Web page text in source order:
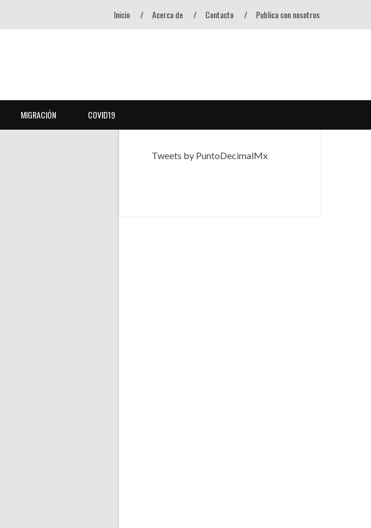
Inicio Acerca de Contacto Publica con nosotros
MIGRACIÓN COVID19
Tweets by PuntoDecimalMx